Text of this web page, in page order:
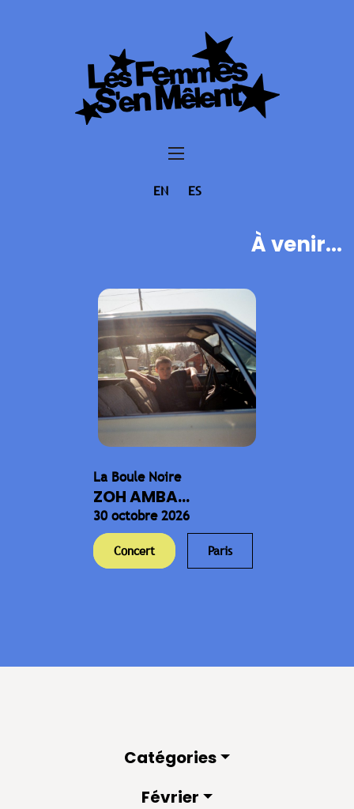
EN ES
À venir...
La Boule Noire
ZOH AMBA...
30 octobre 2026
Concert Paris
Catégories
Février